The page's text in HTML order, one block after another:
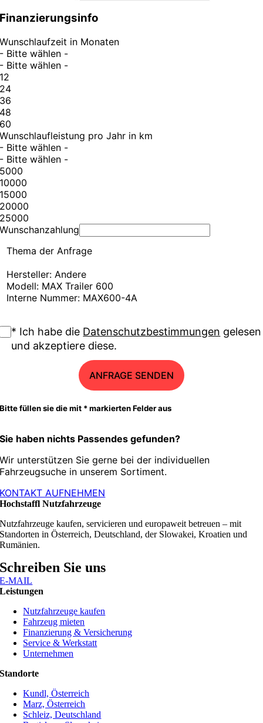
Finanzierungsinfo
Wunschlaufzeit in Monaten
- Bitte wählen -
- Bitte wählen -
12
24
36
48
60
Wunschlaufleistung pro Jahr in km
- Bitte wählen -
- Bitte wählen -
5000
10000
15000
20000
25000
Wunschanzahlung
Thema der Anfrage
Hersteller: Andere
Modell: MAX Trailer 600
Interne Nummer: MAX600-4A
ANFRAGE SENDEN
* Ich habe die Datenschutzbestimmungen gelesen
und akzeptiere diese.
Bitte füllen sie die mit * markierten Felder aus
Sie haben nichts Passendes gefunden?
Wir unterstützen Sie gerne bei der individuellen
Fahrzeugsuche in unserem Sortiment.
KONTAKT AUFNEHMEN
Hochstaffl Nutzfahrzeuge
Nutzfahrzeuge kaufen, servicieren und europaweit betreuen – mit
Standorten in Österreich, Deutschland, der Slowakei, Kroatien und
Rumänien.
Schreiben Sie uns
E-MAIL
Leistungen
Nutzfahrzeuge kaufen
Fahrzeug mieten
Finanzierung & Versicherung
Service & Werkstatt
Unternehmen
Standorte
Kundl, Österreich
Marz, Österreich
Schleiz, Deutschland